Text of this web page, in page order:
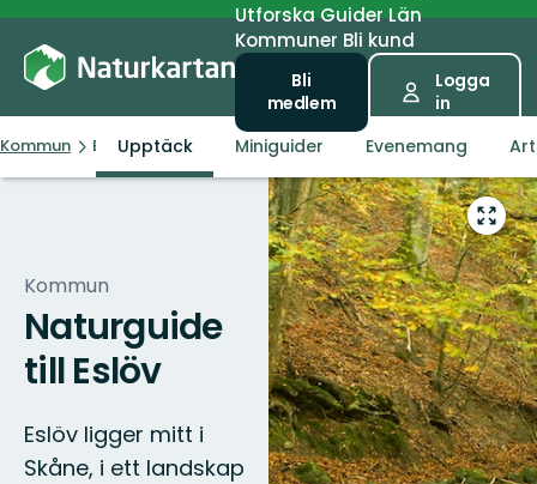
UtforskaGuiderLän
Kommuner Bli kund
Bli
medlem
Logga
in
Kommun EslövUpptäck Miniguider Evenemang
Kommun
Naturguide
till Eslöv
Eslöv ligger mitt i
Skåne, i ett landskap
Gå
till